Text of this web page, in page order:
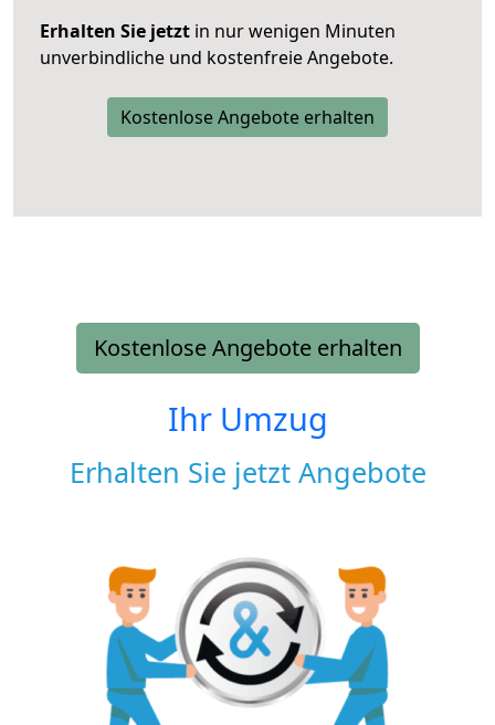
Erhalten Sie jetzt in nur wenigen Minuten
unverbindliche und kostenfreie Angebote.
Kostenlose Angebote erhalten
Kostenlose Angebote erhalten
Ihr Umzug
Erhalten Sie jetzt Angebote